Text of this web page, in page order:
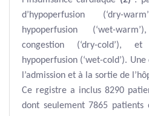
d’hypoperfusion (‘dry-
hypoperfusion (‘wet-
congestion (‘dry-cold’),
hypoperfusion (‘wet-cold’).
l’admission et à la sortie de
Ce registre a inclus 8290
dont seulement 7865